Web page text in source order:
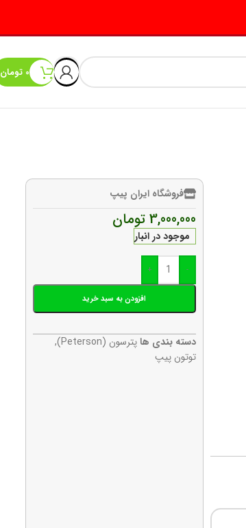
0 تومان
فروشگاه ایران پیپ
3,000,000 تومان
موجود در انبار
-
+
افزودن به سبد خرید
دسته بندی ها پترسون (Peterson)
,
توتون پیپ